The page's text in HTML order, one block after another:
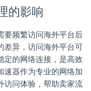
的影响
要频繁访问海外平台后
差异，访问海外平台可
定的网络连接，是高效
速器作为专业的网络加
访问体验，帮助卖家流